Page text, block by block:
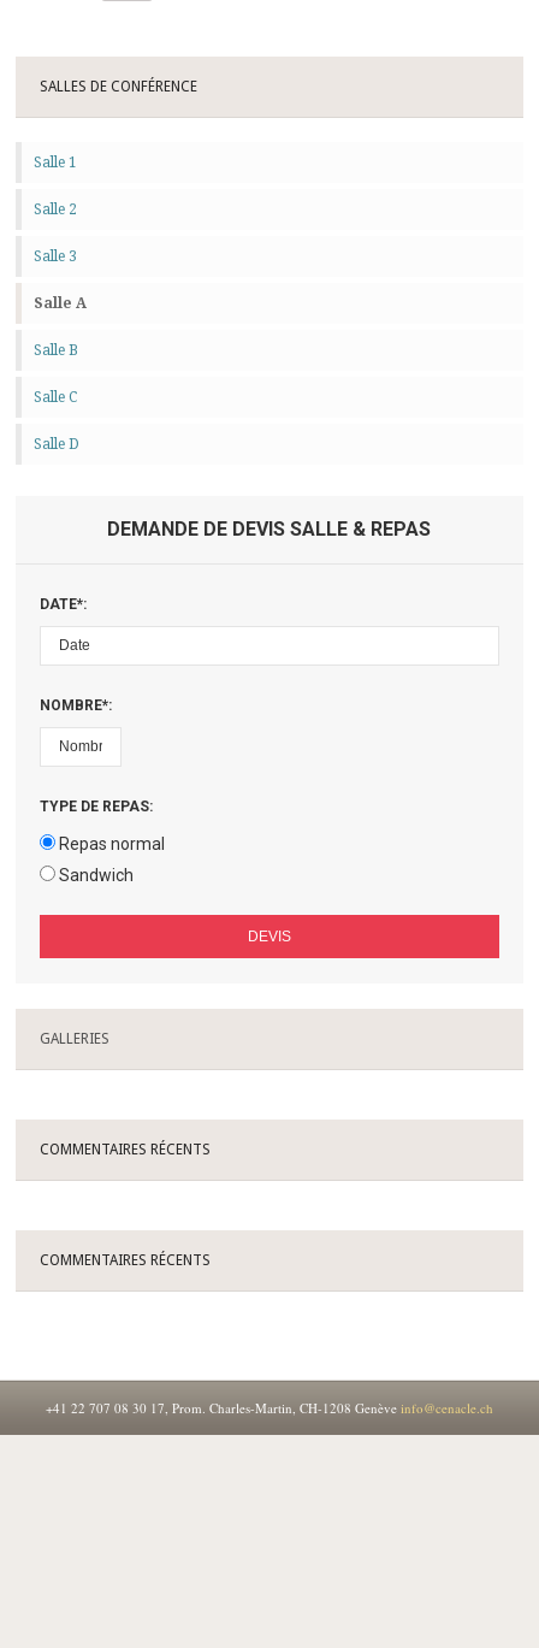
SALLES DE CONFÉRENCE
Salle 1
Salle 2
Salle 3
Salle A
Salle B
Salle C
Salle D
DEMANDE DE DEVIS SALLE & REPAS
DATE*:
NOMBRE*:
TYPE DE REPAS:
Repas normal
Sandwich
GALLERIES
COMMENTAIRES RÉCENTS
COMMENTAIRES RÉCENTS
+41 22 707 08 30 17, Prom. Charles-Martin, CH-1208 Genève info@cenacle.ch